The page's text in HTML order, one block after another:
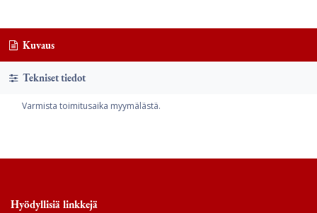
Kuvaus
Tekniset tiedot
Varmista toimitusaika myymälästä.
Hyödyllisiä linkkejä